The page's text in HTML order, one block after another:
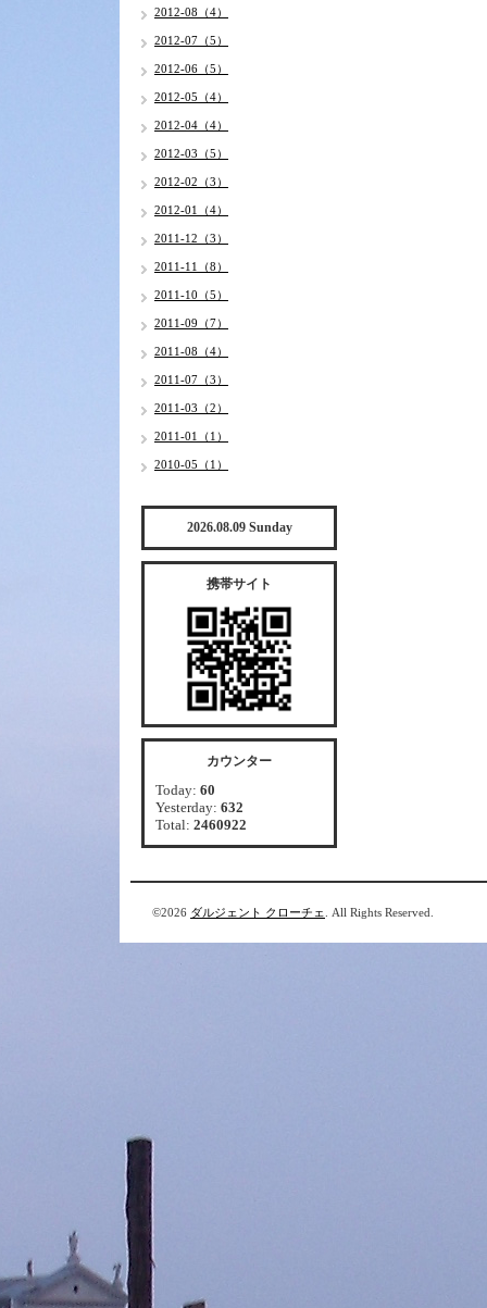
2012-08（4）
2012-07（5）
2012-06（5）
2012-05（4）
2012-04（4）
2012-03（5）
2012-02（3）
2012-01（4）
2011-12（3）
2011-11（8）
2011-10（5）
2011-09（7）
2011-08（4）
2011-07（3）
2011-03（2）
2011-01（1）
2010-05（1）
2026.08.09 Sunday
携帯サイト
カウンター
Today: 60
Yesterday: 632
Total: 2460922
©2026 ダルジェント クローチェ . All Rights Reserved.